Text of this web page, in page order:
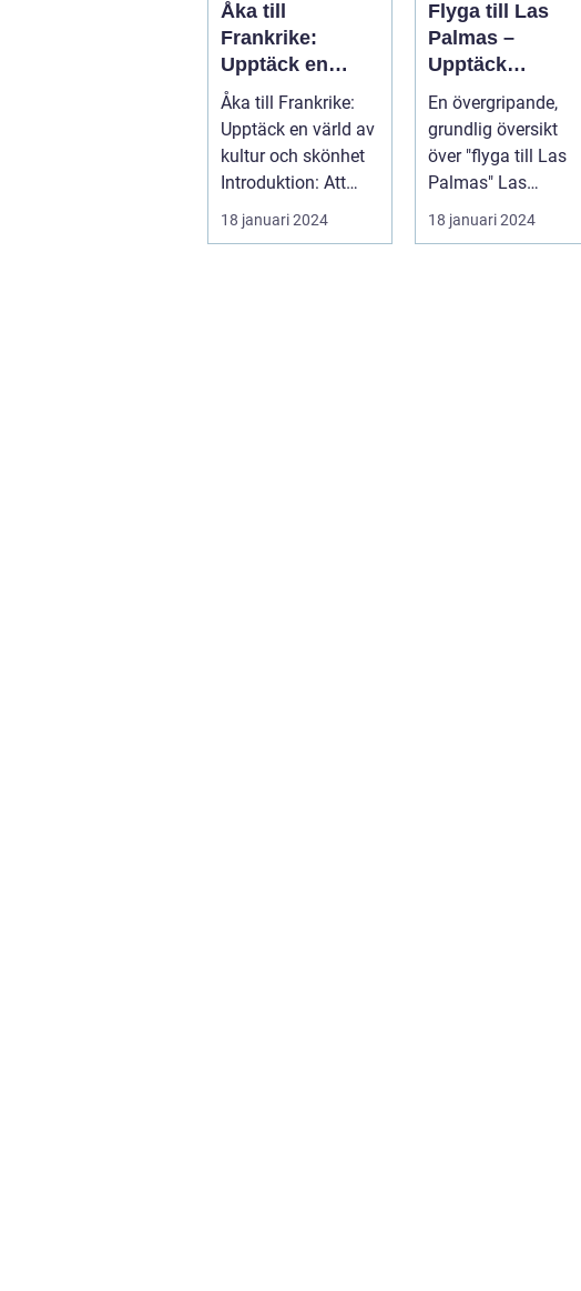
Åka till
Frankrike:
Upptäck en
värld av kultur
och skönhet
Åka till Frankrike:
Upptäck en värld av
kultur och skönhet
Introduktion: Att
resa till Frankrike
är...
18 januari 2024
Flyga till Las
Palmas –
Upptäck
Kanarieöarnas
pärla
En övergripande,
grundlig översikt
över "flyga till Las
Palmas" Las
Palmas, beläget på
Gran Canaria...
18 januari 2024